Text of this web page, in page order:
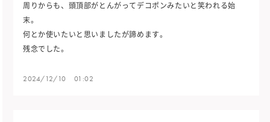
周りからも、頭頂部がとんがってデコポンみたいと笑われる始
末。
何とか使いたいと思いましたが諦めます。
残念でした。
2024/12/10 01:02